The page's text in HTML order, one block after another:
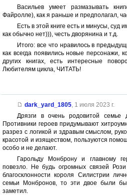
Васильев умеет размазывать
Файролле), как я раньше и предполагал,
Есть в этой книге есть и минусы, суд
как обычно нет))), честь дворянина и т.д.
Итого: все что нравилось в
как всегда появились новые персонажи,
других книгах, есть интересные
Любителям цикла, ЧИТАТЬ!
dark_yard_1805, 1 июля 2023 г.
Дрязги в очень родовитой семье
Противники героев придумывают
разрез с логикой и здравым смыслом,
красотой и изяществом, пользуются
особо и не делают.
Гарольду Монброну и главному
повезло. Не будь огромных связей
благосклонности короля Силистрии
семьи Монбронов, то эти двое были
заметил.